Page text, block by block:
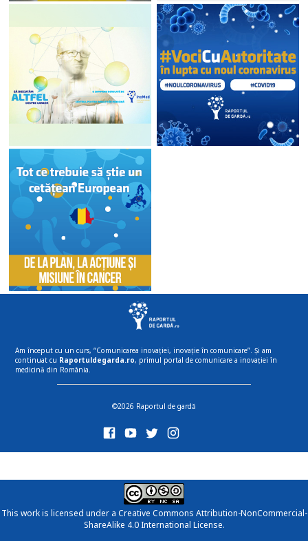
Am început cu un curs, “Comunicarea inovației, inovație în comunicare”. Și am
continuat cu Raportuldegarda.ro, primul portal de comunicare a inovației în
medicină din România.
©2026 Raportul de gardă
This work is licensed under a Creative Commons Attribution-NonCommercial-
ShareAlike 4.0 International License.